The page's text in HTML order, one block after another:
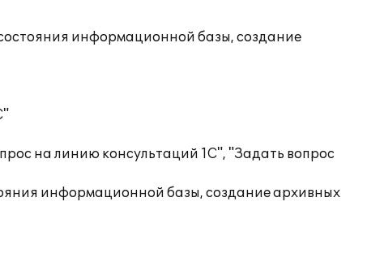
информационной базы, создание
на линию консультаций 1С", "Задать вопрос
информационной базы, создание архивных